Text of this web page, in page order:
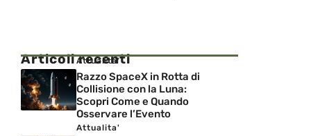
Articoli recenti
Attualita'
Razzo SpaceX in Rotta di
Collisione con la Luna:
Scopri Come e Quando
Osservare l’Evento
Attualita'